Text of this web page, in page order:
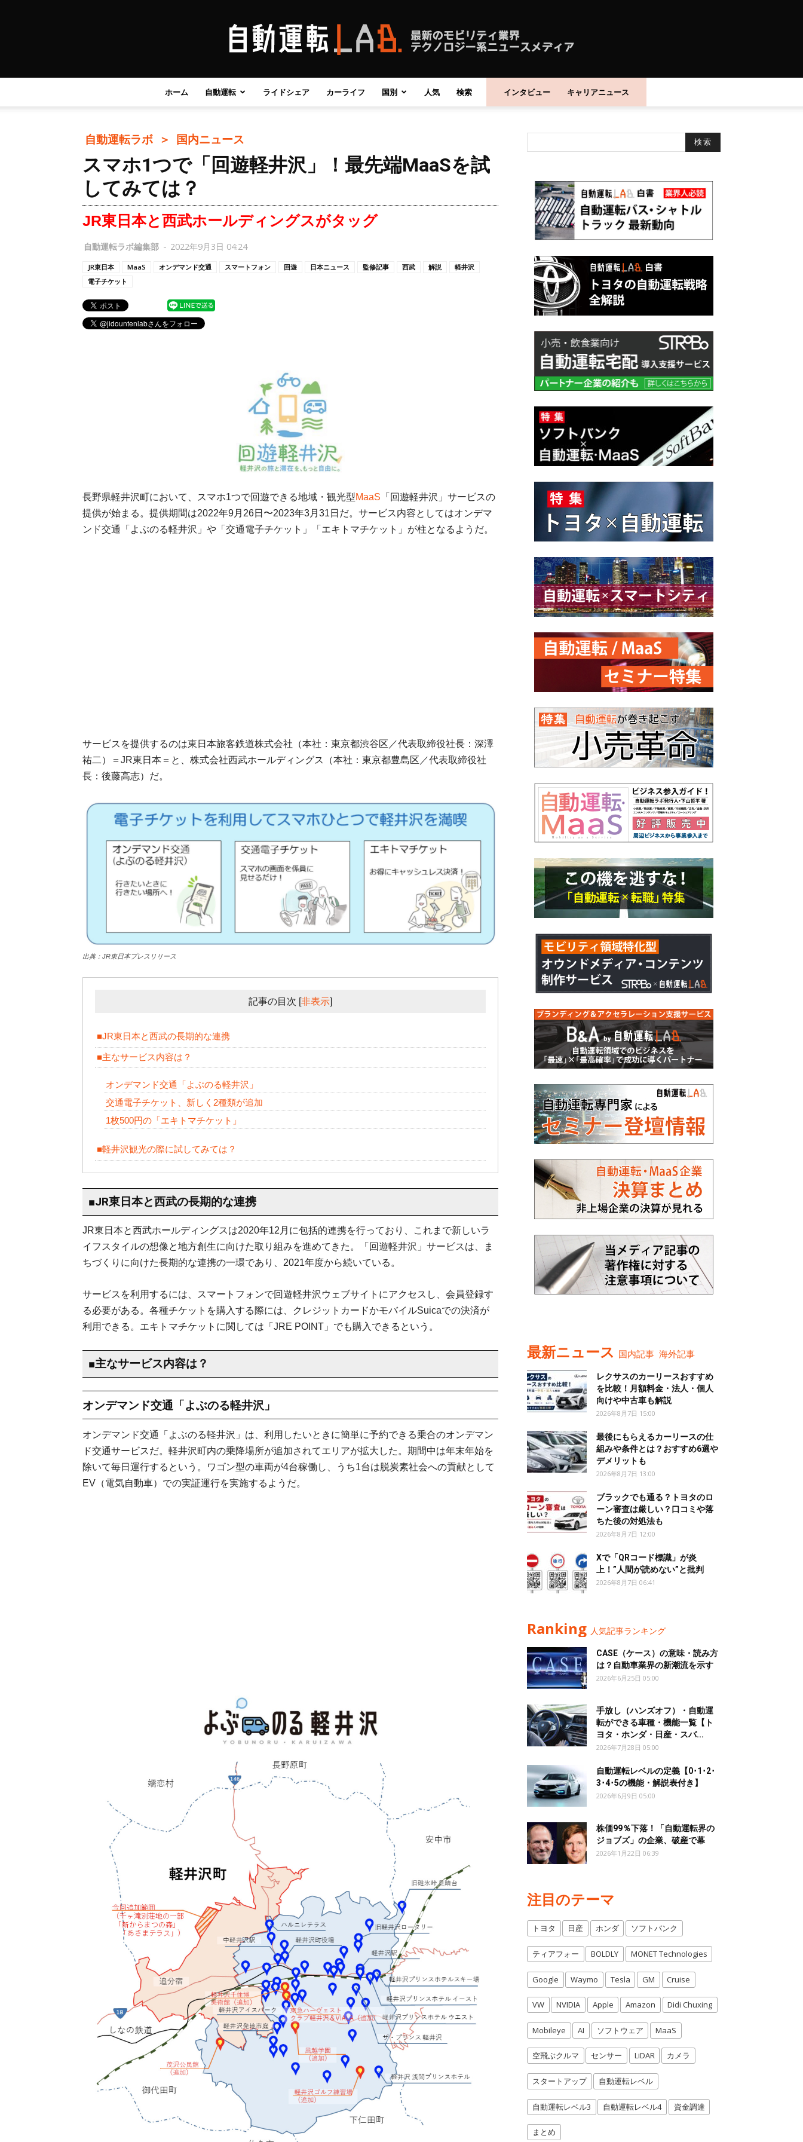
自
動
ホーム 自動運転 ライドシェア カーライフ 国別 人気 検索 インタビュー キャリアニュース
自動運転ラボ ＞ 国内ニュース
スマホ1つで「回遊軽井沢」！最先端MaaSを試
してみては？
JR東日本と西武ホールディングスがタッグ
自動運転ラボ編集部 - 2022年9月3日 04:24
JR東日本 MaaS オンデマンド交通 スマートフォン 回遊 日本ニュース 監修記事 西武 解説
軽井沢
電子チケット
長野県軽井沢町において、スマホ1つで回遊できる地域・観光型MaaS 「回遊軽井沢」サービスの
提供が始まる。提供期間は2022年9月26日〜2023年3月31日だ。サービス内容としてはオンデマ
ンド交通「よぶのる軽井沢」や「交通電子チケット」「エキトマチケット」が柱となるようだ。
サービスを提供するのは東日本旅客鉄道株式会社（本社：東京都渋谷区／代表取締役社長：深澤
祐二）＝JR東日本＝と、株式会社西武ホールディングス（本社：東京都豊島区／代表取締役社
長：後藤高志）だ。
出典：JR東日本プレスリリース
記事の目次 [非表示]
■JR東日本と西武の長期的な連携
■主なサービス内容は？
オンデマンド交通「よぶのる軽井沢」
交通電子チケット、新しく2種類が追加
1枚500円の「エキトマチケット」
■軽井沢観光の際に試してみては？
■JR東日本と西武の長期的な連携
JR東日本と西武ホールディングスは2020年12月に包括的連携を行っており、これまで新しいラ
イフスタイルの想像と地方創生に向けた取り組みを進めてきた。「回遊軽井沢」サービスは、ま
ちづくりに向けた長期的な連携の一環であり、2021年度から続いている。
サービスを利用するには、スマートフォンで回遊軽井沢ウェブサイトにアクセスし、会員登録す
る必要がある。各種チケットを購入する際には、クレジットカードかモバイルSuicaでの決済が
利用できる。エキトマチケットに関しては「JRE POINT」でも購入できるという。
■主なサービス内容は？
オンデマンド交通「よぶのる軽井沢」
オンデマンド交通「よぶのる軽井沢」は、利用したいときに簡単に予約できる乗合のオンデマン
ド交通サービスだ。軽井沢町内の乗降場所が追加されてエリアが拡大した。期間中は年末年始を
除いて毎日運行するという。ワゴン型の車両が4台稼働し、うち1台は脱炭素社会への貢献として
EV（電気自動車）での実証運行を実施するようだ。
最新ニュース 国内記事 海外記事
レクサスのカーリースおすすめ
を比較！月額料金・法人・個人
向けや中古車も解説
2026年8月7日 15:00
最後にもらえるカーリースの仕
組みや条件とは？おすすめ6選や
デメリットも
2026年8月7日 13:00
ブラックでも通る？トヨタのロ
ーン審査は厳しい？口コミや落
ちた後の対処法も
2026年8月7日 12:00
Xで「QRコード標識」が炎
上！”人間が読めない”と批判
2026年8月7日 06:41
Ranking 人気記事ランキング
CASE（ケース）の意味・読み方
は？自動車業界の新潮流を示す
2026年6月25日 05:00
手放し（ハンズオフ）・自動運
転ができる車種・機能一覧【ト
ヨタ・ホンダ・日産・スバ...
2026年7月28日 05:00
自動運転レベルの定義【0･1･2･
3･4･5の機能・解説表付き】
2026年6月9日 05:00
株価99％下落！「自動運転界の
ジョブズ」の企業、破産で幕
2026年1月22日 06:39
注目のテーマ
トヨタ 日産 ホンダ ソフトバンク
ティアフォー BOLDLY MONET Technologies
Google Waymo Tesla GM Cruise
VW NVIDIA Apple Amazon Didi Chuxing
Mobileye AI ソフトウェア MaaS
空飛ぶクルマ センサー LiDAR カメラ
スタートアップ 自動運転レベル
自動運転レベル3 自動運転レベル4 資金調達
まとめ